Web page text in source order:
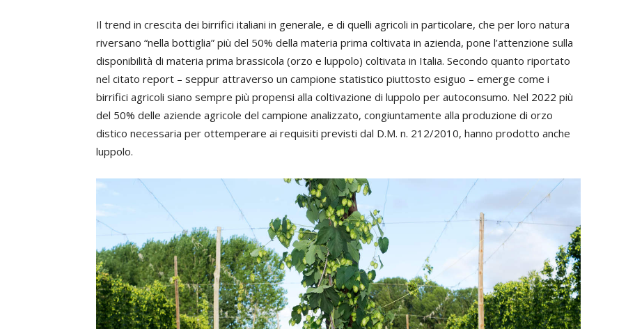
Il trend in crescita dei birrifici italiani in generale, e di quelli agricoli in particolare, che per loro natura
riversano “nella bottiglia” più del 50% della materia prima coltivata in azienda, pone l’attenzione sulla
disponibilità di materia prima brassicola (orzo e luppolo) coltivata in Italia. Secondo quanto riportato
nel citato report – seppur attraverso un campione statistico piuttosto esiguo – emerge come i
birrifici agricoli siano sempre più propensi alla coltivazione di luppolo per autoconsumo. Nel 2022 più
del 50% delle aziende agricole del campione analizzato, congiuntamente alla produzione di orzo
distico necessaria per ottemperare ai requisiti previsti dal D.M. n. 212/2010, hanno prodotto anche
luppolo.